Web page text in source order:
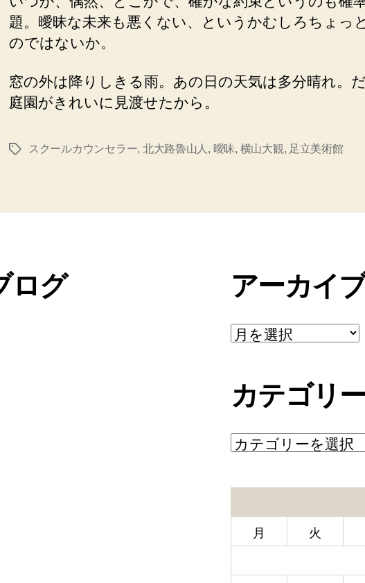
題。曖昧な未来も悪くない、というかむしろちょっ
のではないか。
窓の外は降りしきる雨。あの日の天気は多分晴れ。
庭園がきれいに見渡せたから。
タ
スクールカウンセラー, 北大路魯山人 , 曖昧, 横山大観, 足立美術館
ログ アーカイ
ア
ー
ブ
カテゴリー
カ
テ
月 火